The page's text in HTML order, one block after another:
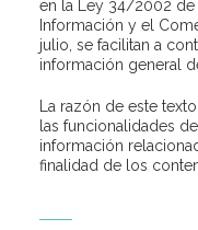
en la Ley 34/2002 de
Información y el
julio, se facilitan a
información general
La razón de este
las funcionalidades
información
finalidad de los